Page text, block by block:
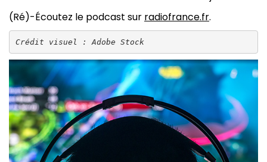
(Ré)-Écoutez le podcast sur radiofrance.fr.
Crédit visuel : Adobe Stock
Image